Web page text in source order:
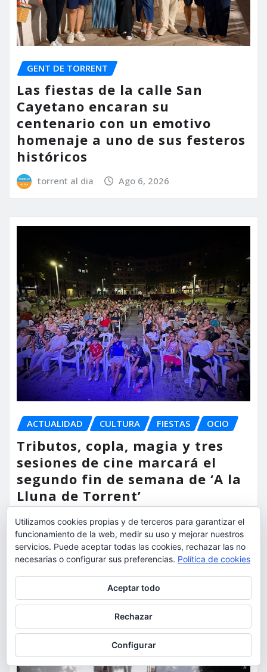
GENT DE TORRENT
Las fiestas de la calle San
Cayetano encaran su
centenario con un emotivo
homenaje a uno de sus festeros
históricos
torrent al dia Ago 6, 2026
ACTUALIDAD CULTURA FIESTAS OCIO
Tributos, copla, magia y tres
sesiones de cine marcará el
segundo fin de semana de ‘A la
Lluna de Torrent’
torrent al dia Ago 6, 2026
Utilizamos cookies propias y de terceros para garantizar el
funcionamiento de la web, medir su uso y mejorar nuestros
servicios. Puede aceptar todas las cookies, rechazar las no
necesarias o configurar sus preferencias. Política de cookies
Aceptar todo
Rechazar
Configurar
Para obtener más información, incluido cómo gestionar las cookies,